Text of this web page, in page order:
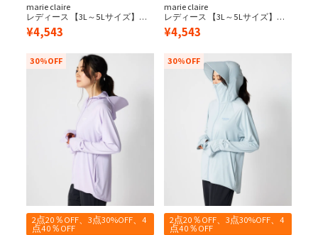
marie claire
レディース 【3L～5Lサイズ】帽
子付きUVパーカー
¥4,543
marie claire
レディース 【3L～5Lサイズ】サ
ンバイザー付きUVパーカー
¥4,543
2点20％OFF、3点30%OFF、4
点40％OFF
30%OFF
2点20％OFF、3点30%OFF、4
点40％OFF
30%OFF